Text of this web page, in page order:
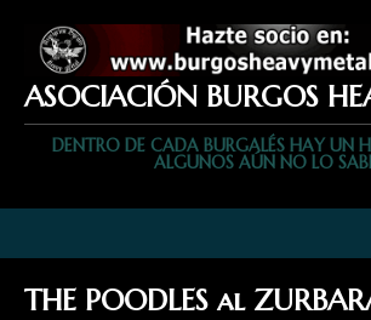
ASOCIACIÓN BURGOS
DENTRO DE CADA BURGALÉS HAY UN
ALGUNOS AÚN NO LO
THE POODLES al